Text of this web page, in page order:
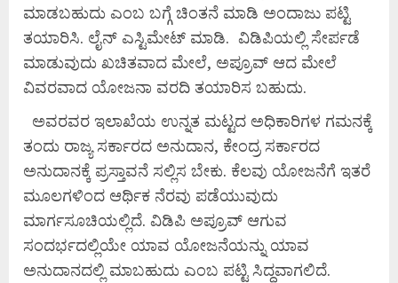
ಮಾಡಬಹುದು ಎಂಬ ಬಗ್ಗೆ ಚಿಂತನೆ ಮಾಡಿ ಅಂದಾಜು ಪಟ್ಟಿ
ತಯಾರಿಸಿ. ಲೈನ್ ಎಸ್ಟಿಮೇಟ್ ಮಾಡಿ. ವಿಡಿಪಿಯಲ್ಲಿ ಸೇರ್ಪಡೆ
ಮಾಡುವುದು ಖಚಿತವಾದ ಮೇಲೆ, ಅಪ್ರೂವ್ ಆದ ಮೇಲೆ
ವಿವರವಾದ ಯೋಜನಾ ವರದಿ ತಯಾರಿಸ ಬಹುದು.
ಅವರವರ ಇಲಾಖೆಯ ಉನ್ನತ ಮಟ್ಟದ ಅಧಿಕಾರಿಗಳ ಗಮನಕ್ಕೆ
ತಂದು ರಾಜ್ಯ ಸರ್ಕಾರದ ಅನುದಾನ, ಕೇಂದ್ರ ಸರ್ಕಾರದ
ಅನುದಾನಕ್ಕೆ ಪ್ರಸ್ತಾವನೆ ಸಲ್ಲಿಸ ಬೇಕು. ಕೆಲವು ಯೋಜನೆಗೆ ಇತರೆ
ಮೂಲಗಳಿಂದ ಆರ್ಥಿಕ ನೆರವು ಪಡೆಯುವುದು
ಮಾರ್ಗಸೂಚಿಯಲ್ಲಿದೆ. ವಿಡಿಪಿ ಅಪ್ರೂವ್ ಆಗುವ
ಸಂದರ್ಭದಲ್ಲಿಯೇ ಯಾವ ಯೋಜನೆಯನ್ನು ಯಾವ
ಅನುದಾನದಲ್ಲಿ ಮಾಬಹುದು ಎಂಬ ಪಟ್ಟಿ ಸಿದ್ಧವಾಗಲಿದೆ.